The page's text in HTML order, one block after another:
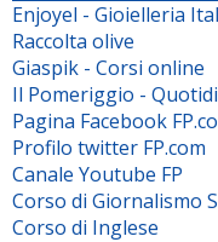
Enjoyel - Gioielleria
Raccolta olive
Giaspik - Corsi online
Il Pomeriggio -
Pagina Facebook
Profilo twitter FP.com
Canale Youtube FP
Corso di Giornalismo
Corso di Inglese